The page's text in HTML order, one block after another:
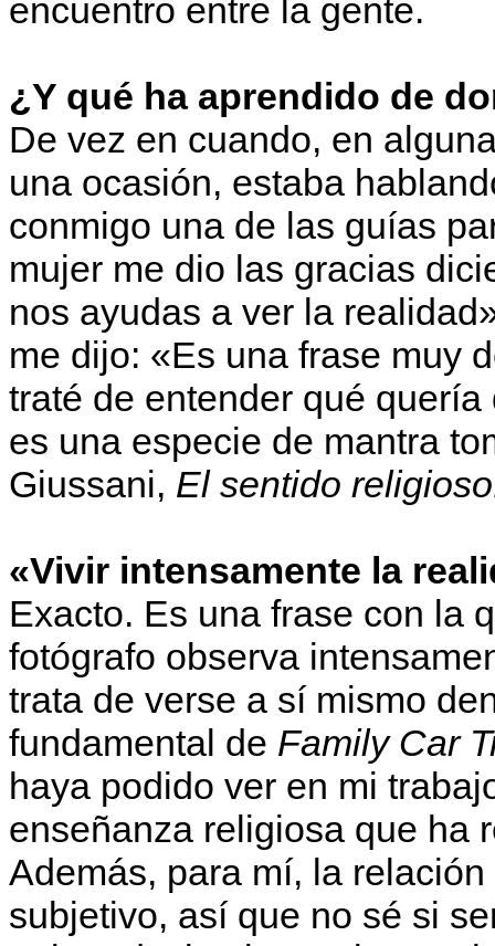
encuentro entre la gente.
¿Y qué ha aprendido de
De vez en cuando, en
una ocasión, estaba
conmigo una de las guías
mujer me dio las gracias
nos ayudas a ver la
me dijo: «Es una frase muy
traté de entender qué
es una especie de mantra
Giussani, El sentido
«Vivir intensamente la
Exacto. Es una frase con la
fotógrafo observa
trata de verse a sí mismo
fundamental de Family Car
haya podido ver en mi
enseñanza religiosa que ha
Además, para mí, la
subjetivo, así que no sé si